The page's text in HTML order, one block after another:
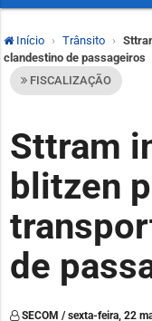
Início Trânsito
clandestino de passageiros
FISCALIZAÇÃO
Sttram
blitzen
de
SECOM / sexta-feira, 22